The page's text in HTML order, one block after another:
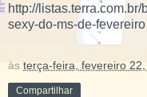
http://
sexy-do-ms-de-fevereiro
às terça-feira, fevereiro 22,
Compartilhar